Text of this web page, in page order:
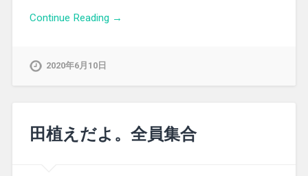
Continue Reading →
2020年6月10日
田植えだよ。全員集合